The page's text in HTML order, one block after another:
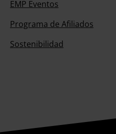
EMP Eventos
Programa de Afiliados
Sostenibilidad